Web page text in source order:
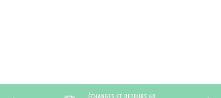
ÉCHANGES ET RETOURS 60